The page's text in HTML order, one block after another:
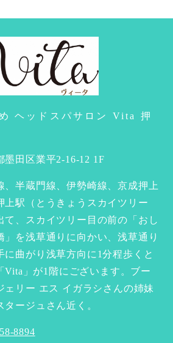
ヘッドスパサロン Vita 押
墨田区業平2-16-12 1F
、半蔵門線、伊勢崎線、京成押上
上駅（とうきょうスカイツリー
て、スカイツリー目の前の「おし
」を浅草通りに向かい、浅草通り
に曲がり浅草方向に1分程歩くと
Vita」が1階にございます。ブー
ェリー エス イガラシさんの姉妹
タージュさん近く。
8894